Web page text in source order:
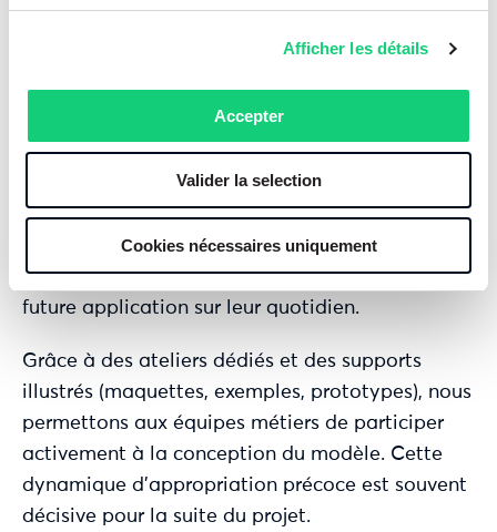
Afficher les détails
Accepter
Valider la selection
Cookies nécessaires uniquement
seulement de documenter un besoin, mais de
coconstruire une cible avec les utilisateurs,
même lorsqu’ils ne maîtrisent pas encore les
outils digitaux. Lors de cette phase, notre rôle
consiste à aider les opérationnels à se projeter.
Nous les accompagnons pour qu’ils expriment
leurs attentes, qu’ils comprennent les enjeux
techniques et qu’ils visualisent l’impact de la
future application sur leur quotidien.
Grâce à des ateliers dédiés et des supports
illustrés (maquettes, exemples, prototypes), nous
permettons aux équipes métiers de participer
activement à la conception du modèle. Cette
dynamique d’appropriation précoce est souvent
décisive pour la suite du projet.